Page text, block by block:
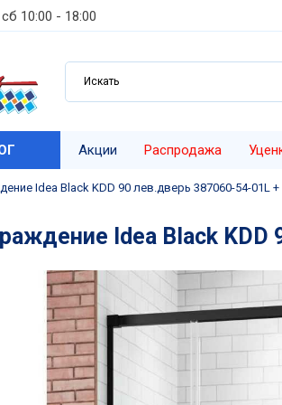
10:00 - 18:00
Акции Распродажа
Idea Black KDD 90 лев.дверь 387060-54-01L +
Idea Black KDD